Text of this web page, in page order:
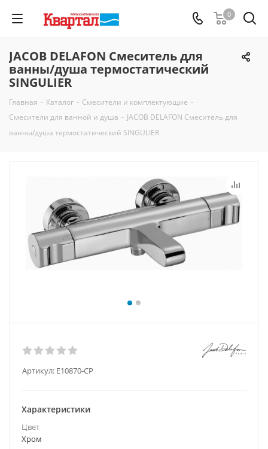
0
JACOB DELAFON Смеситель для
ванны/душа термостатический
SINGULIER
Главная - Каталог - Смесители и комплектующие -
Смесители для ванной и душа - JACOB DELAFON Смеситель для
ванны/душа термостатический SINGULIER
Артикул: E10870-CP
Характеристики
Цвет
Хром